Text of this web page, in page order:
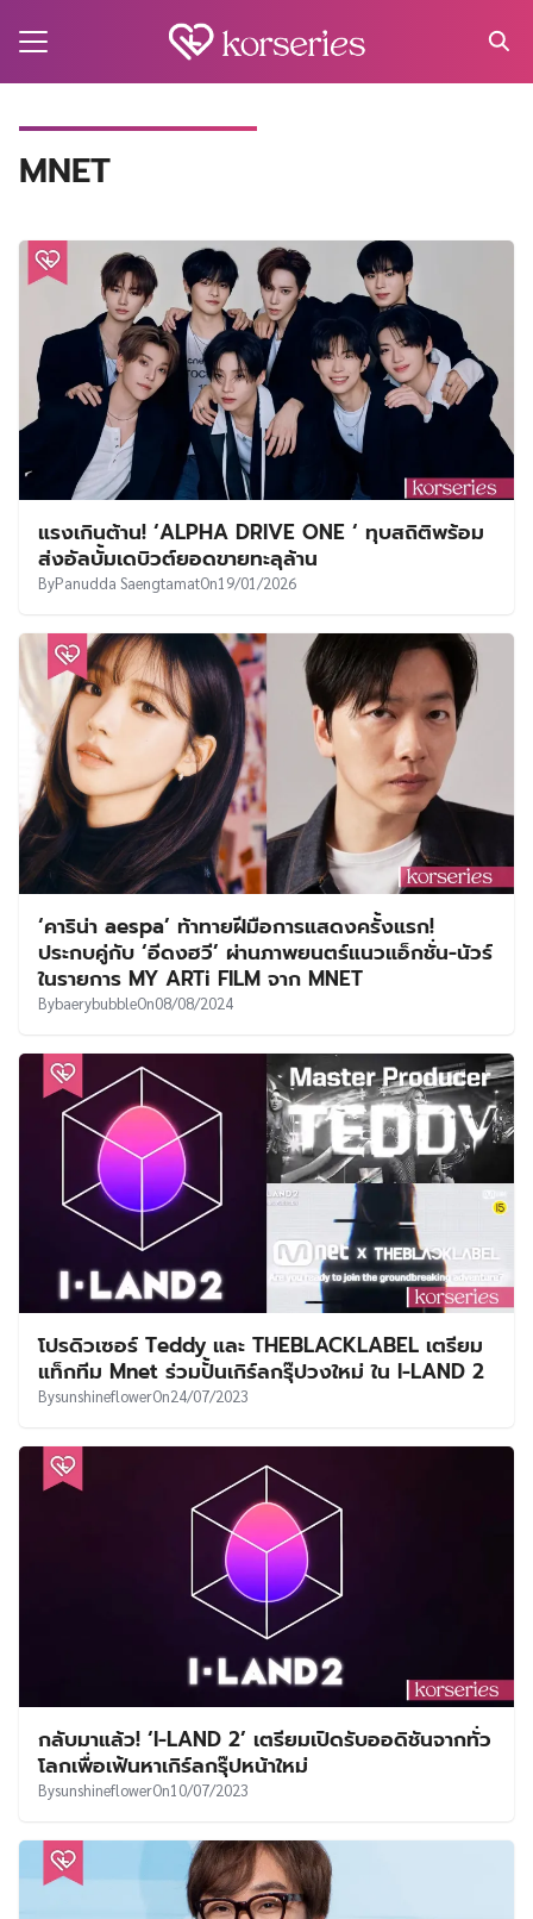
MNET
แรงเกินต้าน! ‘ALPHA DRIVE ONE ‘ ทุบสถิติพร้อม
ส่งอัลบั้มเดบิวต์ยอดขายทะลุล้าน
ByPanudda SaengtamatOn19/01/2026
‘คาริน่า aespa’ ท้าทายฝีมือการแสดงครั้งแรก!
ประกบคู่กับ ‘อีดงฮวี’ ผ่านภาพยนตร์แนวแอ็กชั่น-นัวร์
ในรายการ MY ARTi FILM จาก MNET
BybaerybubbleOn08/08/2024
โปรดิวเซอร์ Teddy และ THEBLACKLABEL เตรียม
แท็กทีม Mnet ร่วมปั้นเกิร์ลกรุ๊ปวงใหม่ ใน I-LAND 2
BysunshineflowerOn24/07/2023
กลับมาแล้ว! ‘I-LAND 2’ เตรียมเปิดรับออดิชันจากทั่ว
โลกเพื่อเฟ้นหาเกิร์ลกรุ๊ปหน้าใหม่
BysunshineflowerOn10/07/2023